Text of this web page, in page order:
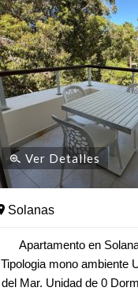
Ver Detalles
Solanas
Apartamento en
Tipologia mono ambiente
del Mar. Unidad de 0